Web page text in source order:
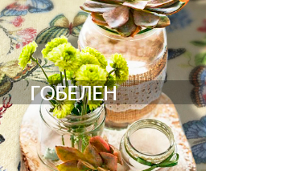
ГОБЕЛЕН